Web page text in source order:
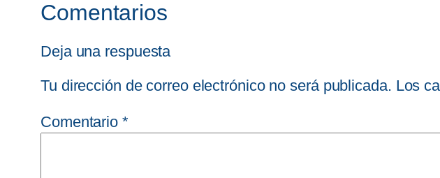
Comentarios
Deja una respuesta
Tu dirección de correo electrónico no será publicada. Los
Comentario *